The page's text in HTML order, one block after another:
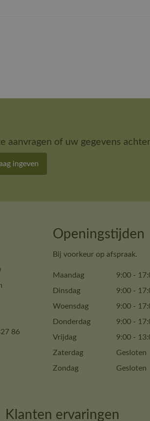
aanvragen of uw gegevens
ingeven
86
Openingstijden
Bij voorkeur op afspraak.
Maandag 9:00 -
Dinsdag
9:00 -
Woensdag
9:00 -
Donderdag
9:00 -
Vrijdag
9:00 -
Zaterdag
Gesloten
Zondag
Gesloten
Klanten ervaringen